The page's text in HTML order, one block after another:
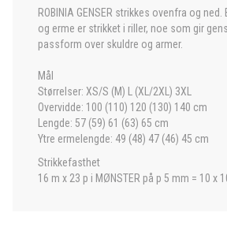
ROBINIA GENSER strikkes ovenfra og
og erme er strikket i riller, noe som gir
passform over skuldre og armer.
Mål
Størrelser: XS/S (M) L (XL/2XL) 3XL
Overvidde: 100 (110) 120 (130) 140 cm
Lengde: 57 (59) 61 (63) 65 cm
Ytre ermelengde: 49 (48) 47 (46) 45 cm
Strikkefasthet
16 m x 23 p i MØNSTER på p 5 mm = 10 x